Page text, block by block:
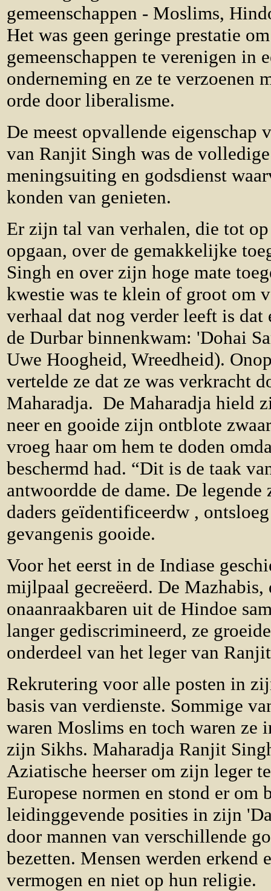
gemeenschappen - Moslims,
Het was geen geringe prestatie
gemeenschappen te verenigen in
onderneming en ze te verzoenen
orde door liberalisme.
De meest opvallende eigenschap
van Ranjit Singh was de
meningsuiting en godsdienst
konden van genieten.
Er zijn tal van verhalen, die tot
opgaan, over de gemakkelijke
Singh en over zijn hoge mate
kwestie was te klein of groot om
verhaal dat nog verder leeft is
de Durbar binnenkwam: 'Dohai
Uwe Hoogheid, Wreedheid).
vertelde ze dat ze was verkracht
Maharadja. De Maharadja hield
neer en gooide zijn ontblote
vroeg haar om hem te doden
beschermd had. “Dit is de taak
antwoordde de dame. De
daders geïdentificeerdw ,
gevangenis gooide.
Voor het eerst in de Indiase
mijlpaal gecreëerd. De Mazhabis,
onaanraakbaren uit de Hindoe
langer gediscrimineerd, ze
onderdeel van het leger van
Rekrutering voor alle posten in
basis van verdienste. Sommige
waren Moslims en toch waren ze
zijn Sikhs. Maharadja Ranjit
Aziatische heerser om zijn leger
Europese normen en stond er om
leidinggevende posities in zijn
door mannen van verschillende
bezetten. Mensen werden erkend
vermogen en niet op hun religie.